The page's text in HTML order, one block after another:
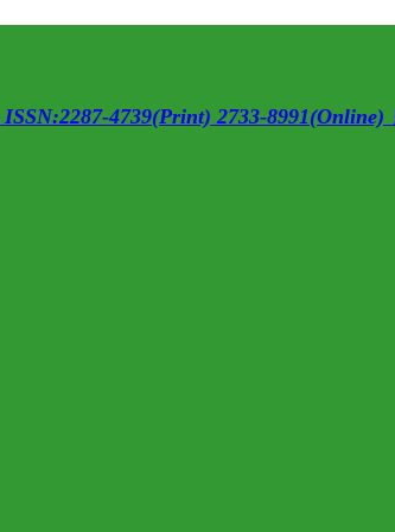
ISSN:2287-4739(Print) 2733-8991(Online)